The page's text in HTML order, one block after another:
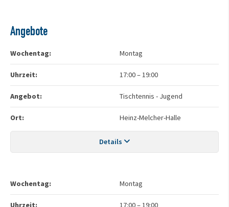
Angebote
Wochentag: Montag
Uhrzeit: 17:00–19:00
Angebot: Tischtennis - Jugend
Ort: Heinz-Melcher-Halle
Details
Wochentag: Montag
Uhrzeit: 17:00–19:00